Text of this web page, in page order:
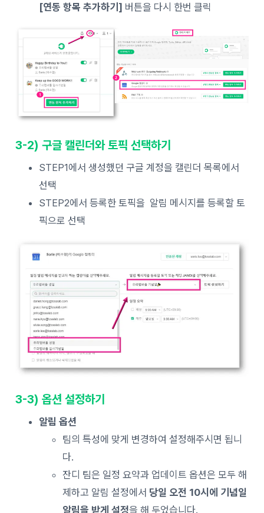
[연동 항목 추가하기] 버튼을 다시 한번 클릭
3-2) 구글 캘린더와 토픽 선택하기
STEP1에서 생성했던 구글 계정을 캘린더 목록에서
선택
STEP2에서 등록한 토픽을 알림 메시지를 등록할 토
픽으로 선택
3-3) 옵션 설정하기
알림 옵션
팀의 특성에 맞게 변경하여 설정해주시면 됩니
다.
잔디 팀은 일정 요약과 업데이트 옵션은 모두 해
제하고 알림 설정에서 당일 오전 10시에 기념일
알림을 받게 설정을 해 두었습니다.